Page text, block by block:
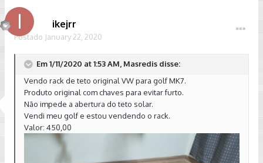
ikejrr
Postado January 22, 2020
Em 1/11/2020 at 1:53 AM, Masredis disse:
Vendo rack de teto original VW para golf MK7.
Produto original com chaves para evitar furto.
Não impede a abertura do teto solar.
Vendi meu golf e estou vendendo o rack.
Valor: 450,00